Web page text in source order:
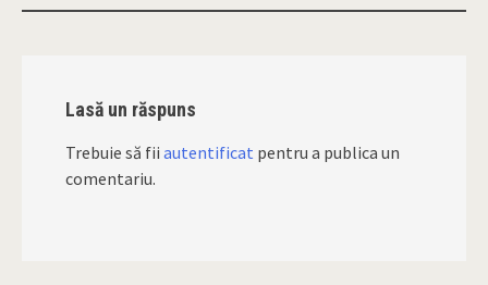
Lasă un răspuns
Trebuie să fii autentificat pentru a publica un
comentariu.